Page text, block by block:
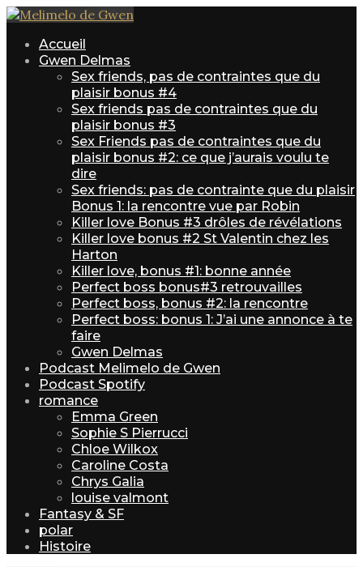
Accueil
Gwen Delmas
Sex friends, pas de contraintes que du
plaisir bonus #4
Sex friends pas de contraintes que du
plaisir bonus #3
Sex Friends pas de contraintes que du
plaisir bonus #2: ce que j’aurais voulu te
dire
Sex friends: pas de contrainte que du plaisir
Bonus 1: la rencontre vue par Robin
Killer love Bonus #3 drôles de révélations
Killer love bonus #2 St Valentin chez les
Harton
Killer love, bonus #1: bonne année
Perfect boss bonus#3 retrouvailles
Perfect boss, bonus #2: la rencontre
Perfect boss: bonus 1: J’ai une annonce à te
faire
Gwen Delmas
Podcast Melimelo de Gwen
Podcast Spotify
romance
Emma Green
Sophie S Pierrucci
Chloe Wilkox
Caroline Costa
Chrys Galia
louise valmont
Fantasy & SF
polar
Histoire